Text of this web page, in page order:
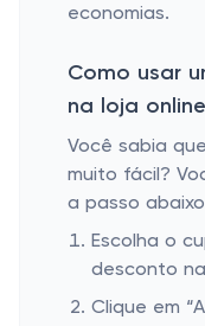
economias.
Como usar
na loja
Você sabia
muito fácil?
a passo
Escolha o
desconto
Clique em